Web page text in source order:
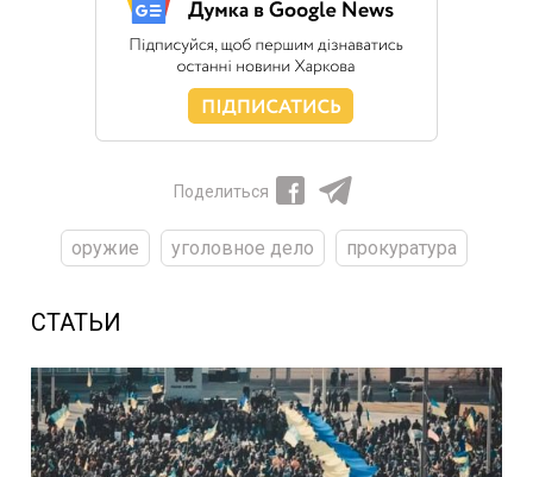
Поделиться
оружие уголовное дело прокуратура
СТАТЬИ